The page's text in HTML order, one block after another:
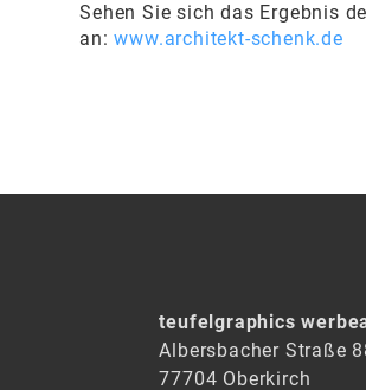
Sehen Sie sich das Ergebnis
an:www.architekt-schenk.de
teufelgraphics
Albersbacher Straße
77704 Oberkirch